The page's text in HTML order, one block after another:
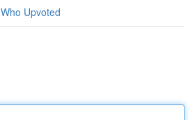
Who Upvoted